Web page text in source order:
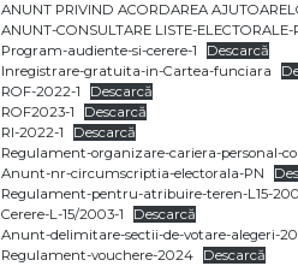
ANUNT PRIVIND ACORDAREA
ANUNT-CONSULTARE LISTE-ELECTORALE-
Program-audiente-si-cerere-1
Descarcă
Inregistrare-gratuita-in-Cartea-funciara
ROF-2022-1
Descarcă
ROF2023-1
Descarcă
RI-2022-1
Descarcă
Regulament-organizare-cariera-personal-
Anunt-nr-circumscriptia-electorala-PN
Regulament-pentru-atribuire-teren-L15-
Cerere-L-15/2003-1
Descarcă
Anunt-delimitare-sectii-de-votare-alegeri-
Regulament-vouchere-2024
Descarcă